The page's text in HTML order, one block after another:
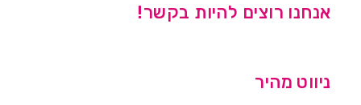
אנחנו רוצים להיות בקשר!
ניווט מהיר